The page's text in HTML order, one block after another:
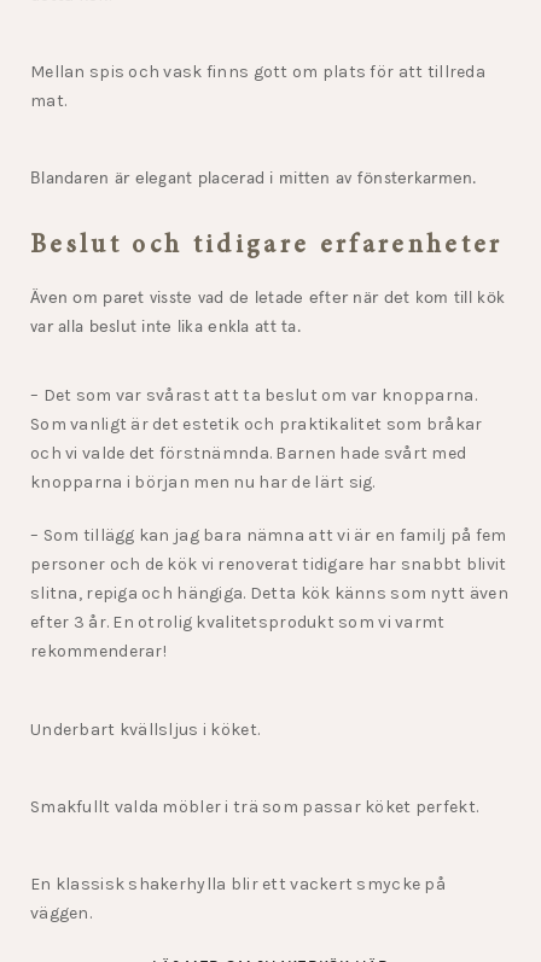
Mellan spis och vask finns gott om plats för att tillreda
mat.
Blandaren är elegant placerad i mitten av fönsterkarmen.
Beslut och tidigare erfarenheter
Även om paret visste vad de letade efter när det kom till kök
var alla beslut inte lika enkla att ta.
– Det som var svårast att ta beslut om var knopparna.
Som vanligt är det estetik och praktikalitet som bråkar
och vi valde det förstnämnda. Barnen hade svårt med
knopparna i början men nu har de lärt sig.
– Som tillägg kan jag bara nämna att vi är en familj på fem
personer och de kök vi renoverat tidigare har snabbt blivit
slitna, repiga och hängiga. Detta kök känns som nytt även
efter 3 år. En otrolig kvalitetsprodukt som vi varmt
rekommenderar!
Underbart kvällsljus i köket.
Smakfullt valda möbler i trä som passar köket perfekt.
En klassisk shakerhylla blir ett vackert smycke på
väggen.